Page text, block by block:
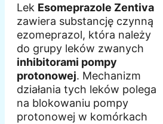
Lek Esomeprazole Zentiva
zawiera substancję czynną
ezomeprazol, która należy
do grupy leków zwanych
inhibitorami pompy
protonowej. Mechanizm
działania tych leków polega
na blokowaniu pompy
protonowej w komórkach